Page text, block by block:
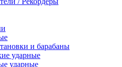
и барабаны
ударные
ударные